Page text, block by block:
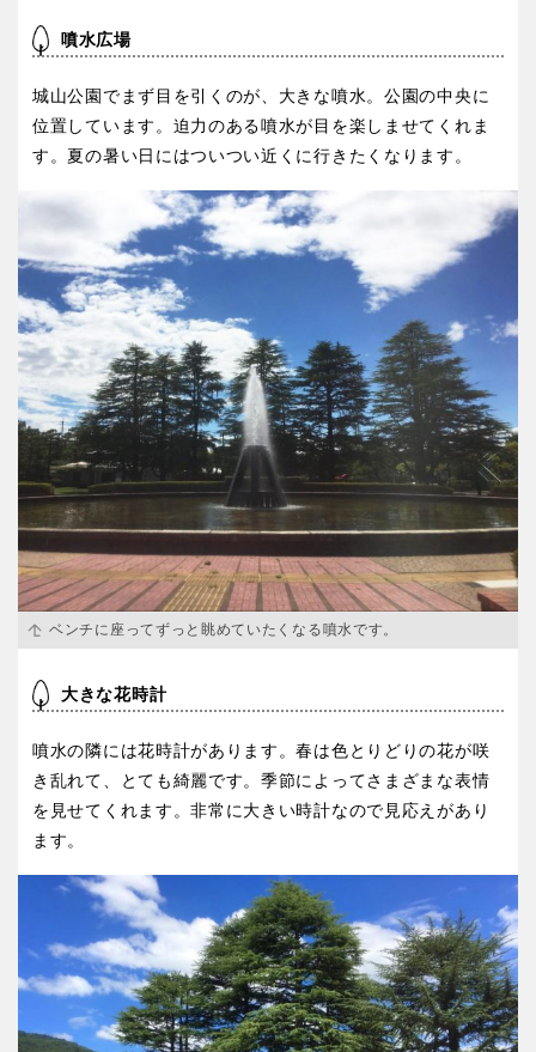
群馬 埼玉
神奈川
甲信越・東海・北陸
新潟 富山
福井
山梨 長野
近畿
三重 滋賀
京都 大阪
洋式庭園
花の名所 プレーパーク
公園グルメ
インクルーシブパーク 屋根付き遊び場
花菖蒲 キャンプ場
ふわふわドーム バスケットゴール
ライトアップ イルミネーション
イベント 交通公園
健康遊具 ゲートボール
スケートパーク
地域で探す
噴水広場
城山公園でまず目を引くのが、大きな噴水。公園の中央に
位置しています。迫力のある噴水が目を楽しませてくれま
す。夏の暑い日にはついつい近くに行きたくなります。
ベンチに座ってずっと眺めていたくなる噴水です。
大きな花時計
噴水の隣には花時計があります。春は色とりどりの花が咲
き乱れて、とても綺麗です。季節によってさまざまな表情
を見せてくれます。非常に大きい時計なので見応えがあり
ます。